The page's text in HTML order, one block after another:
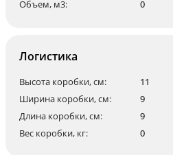
Объем, м3: 0
Логистика
Высота коробки, см:
11
Ширина коробки, см:
9
Длина коробки, см:
9
Вес коробки, кг:
0